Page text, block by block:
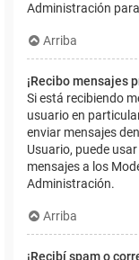
Administración
Arriba
¡Recibo mensajes
Si está recibiendo
usuario en
enviar mensajes
Usuario, puede
mensajes a los
Administración.
Arriba
¡Recibí spam o